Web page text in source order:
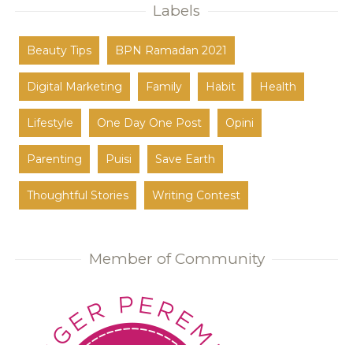
Labels
Beauty Tips BPN Ramadan 2021
Digital Marketing Family Habit Health
Lifestyle One Day One Post Opini
Parenting Puisi Save Earth
Thoughtful Stories Writing Contest
Member of Community